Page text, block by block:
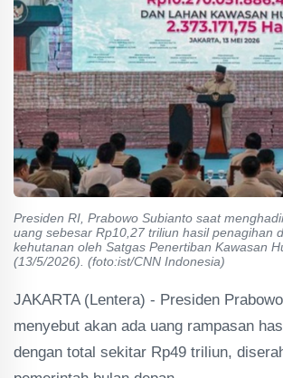
Presiden RI, Prabowo Subianto saat
uang sebesar Rp10,27 triliun hasil penagihan
kehutanan oleh Satgas Penertiban Kawasan
(13/5/2026). (foto:ist/CNN Indonesia)
JAKARTA (Lentera) - Presiden
menyebut akan ada uang rampasan
dengan total sekitar Rp49 triliun,